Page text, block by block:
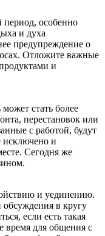
период, особенно
и духа
предупреждение о
Отложите важные
и
стать более
перестановок или
с работой, будут
исключено и
Сегодня же
и уединению.
в кругу
если есть такая
время для общения с